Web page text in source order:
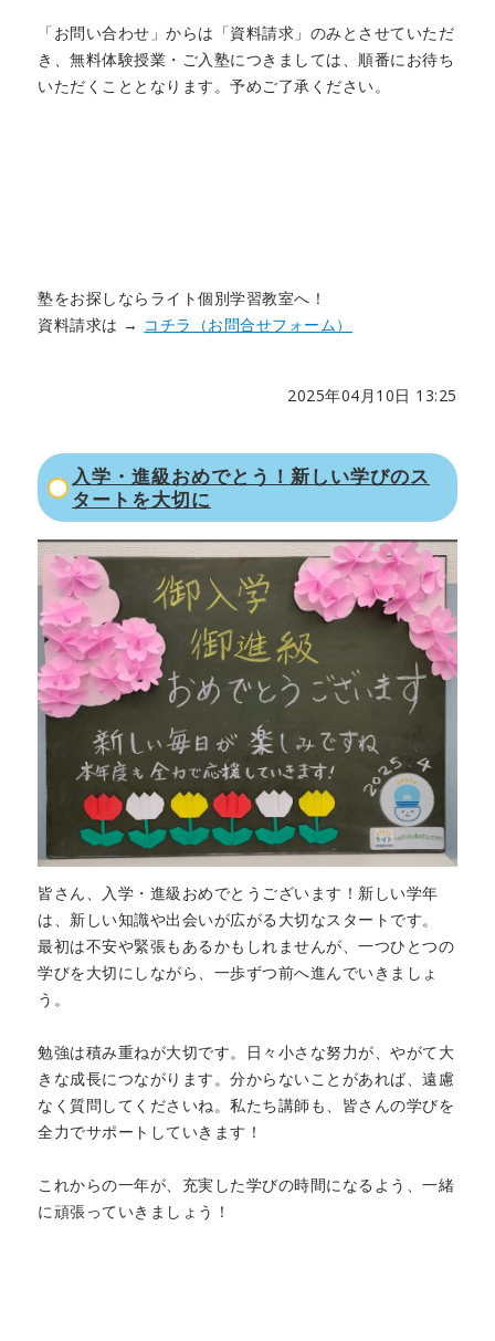
「お問い合わせ」からは「資料請求」のみとさせていただ
き、無料体験授業・ご入塾につきましては、順番にお待ち
いただくこととなります。予めご了承ください。
塾をお探しならライト個別学習教室へ！
資料請求は → コチラ（お問合せフォーム）
2025年04月10日 13:25
入学・進級おめでとう！新しい学びのス
タートを大切に
皆さん、入学・進級おめでとうございます！新しい学年
は、新しい知識や出会いが広がる大切なスタートです。
最初は不安や緊張もあるかもしれませんが、一つひとつの
学びを大切にしながら、一歩ずつ前へ進んでいきましょ
う。
勉強は積み重ねが大切です。日々小さな努力が、やがて大
きな成長につながります。分からないことがあれば、遠慮
なく質問してくださいね。私たち講師も、皆さんの学びを
全力でサポートしていきます！
これからの一年が、充実した学びの時間になるよう、一緒
に頑張っていきましょう！